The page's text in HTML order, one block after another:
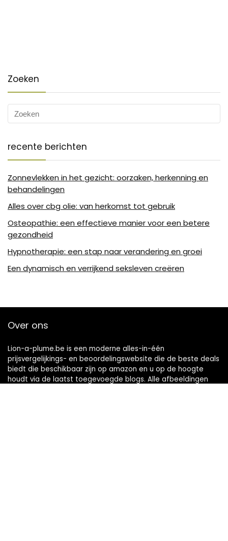
Zoeken
recente berichten
Zonnevlekken in het gezicht: oorzaken, herkenning en
behandelingen
Alles over cbg olie: van herkomst tot gebruik
Osteopathie: een effectieve manier voor een betere
gezondheid
Hypnotherapie: een stap naar verandering en groei
Een dynamisch en verrijkend seksleven creëren
Over ons
Lion-a-plume.be is een moderne alles-in-één
prijsvergelijkings- en beoordelingswebsite die de beste deals
biedt die beschikbaar zijn op amazon en u op de hoogte
houdt via de laatst toegevoegde blogs. Alle afbeeldingen